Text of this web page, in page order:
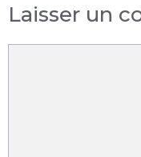
Laisser un